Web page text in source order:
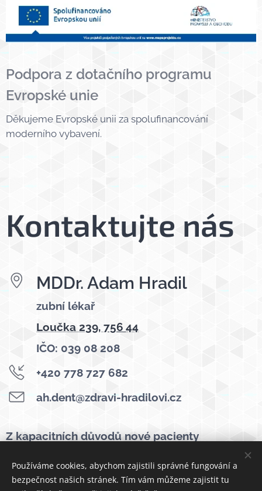
Podpora z dotačního programu
Evropské unie
Děkujeme Evropské unii za spolufinancování
moderního vybavení.
Kontaktujte nás
MDDr. Adam Hradil
zubní lékař
Loučka 239, 756 44
IČO: 039 08 208
+420 778 727 682
ah.dent@zdravi-hradilovi.cz
Z kapacitních důvodů nové pacienty
Používáme cookies, abychom zajistili správné fungování a
bezpečnost našich stránek. Tím vám můžeme zajistit tu